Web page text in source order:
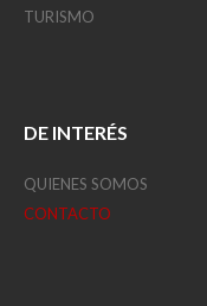
TURISMO
DE INTERÉS
QUIENES SOMOS
CONTACTO